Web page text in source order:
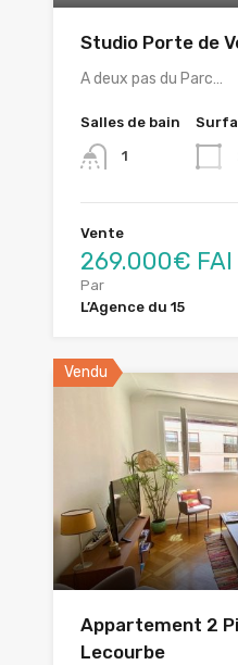
Studio Porte de
A deux pas du Parc…
Salles de bain
1
Vente
269.000€ FAI
Par
L’Agence du 15
Vendu
Appartement 2
Lecourbe